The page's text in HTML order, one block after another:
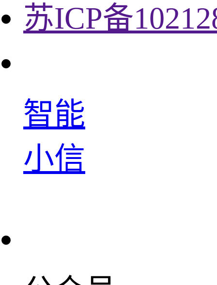
苏ICP备
智能
小信